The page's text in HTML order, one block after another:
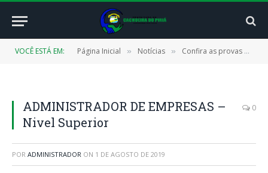
VOCÊ ESTÁ EM: Página Inicial » Notícias » Confira as provas de cada cargo do Concurso Público de Cachoeira do Piriá
ADMINISTRADOR DE EMPRESAS –
Nivel Superior
0
POR ADMINISTRADOR ON 1 DE AGOSTO DE 2019